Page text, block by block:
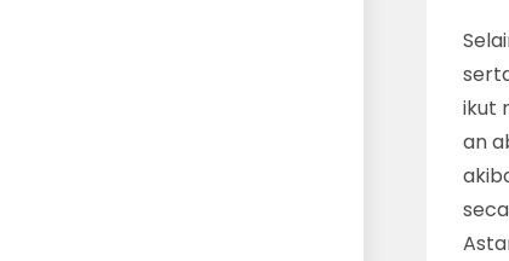
ikut
an